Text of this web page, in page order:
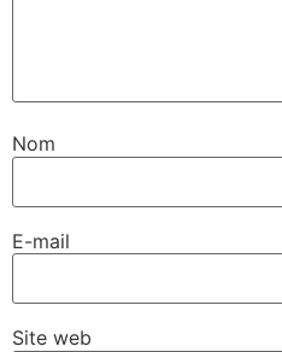
Nom
E-mail
Site web